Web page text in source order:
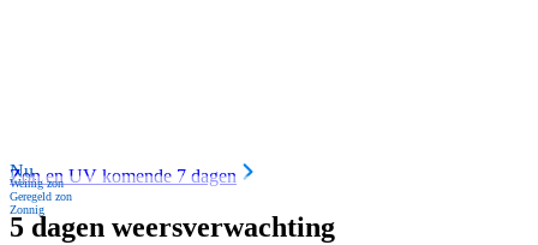
Nu
Weinig zon
Geregeld zon
Zonnig
Zon en UV komende 7 dagen
5 dagen weersverwachting